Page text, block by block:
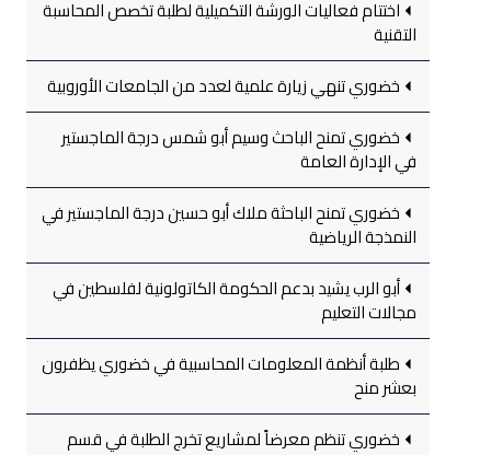
اختتام فعاليات الورشة التكميلية لطلبة تخصص المحاسبة
التقنية
خضوري تنهي زيارة علمية لعدد من الجامعات الأوروبية
خضوري تمنح الباحث وسيم أبو شمس درجة الماجستير
في الإدارة العامة
خضوري تمنح الباحثة ملاك أبو حسين درجة الماجستير في
النمذجة الرياضية
أبو الرب يشيد بدعم الحكومة الكاتولونية لفلسطين في
مجالات التعليم
طلبة أنظمة المعلومات المحاسبية في خضوري يظفرون
بعشر منح
خضوري تنظم معرضاً لمشاريع تخرج الطلبة في قسم